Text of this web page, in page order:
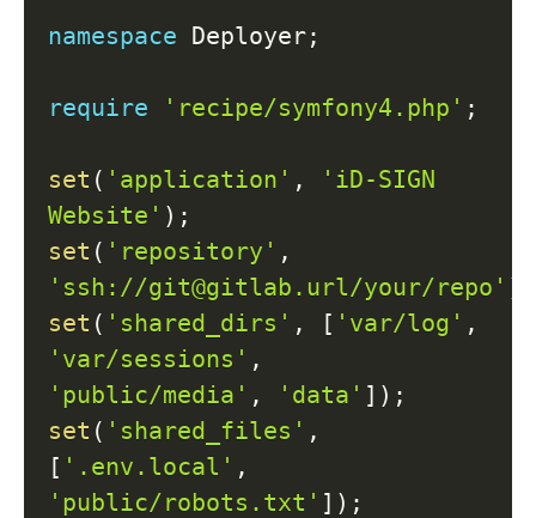
namespace Deployer;
require 'recipe/symfony4.php' ;
set ( 'application' ,
'iD-SIGN
Website' ) ;
set ( 'repository' ,
'ssh://git@gitlab.url/your/repo' )
set ( 'shared_dirs' , [ 'var/log' ,
'var/sessions' ,
'public/media' , 'data' ] ) ;
set ( 'shared_files' ,
[ '.env.local' ,
'public/robots.txt' ] ) ;